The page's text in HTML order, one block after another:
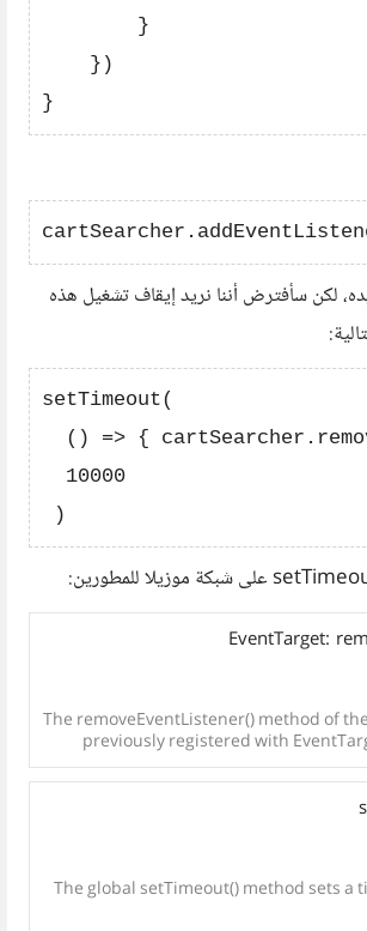
}
    })
لكن سأفترض أننا نريد إيقاف تشغيل هذه
setTimeout(
() => {
  10000
EventTarget:
The removeEventListener() method of the EventTarget
previously registered with
The global setTimeout() method sets a